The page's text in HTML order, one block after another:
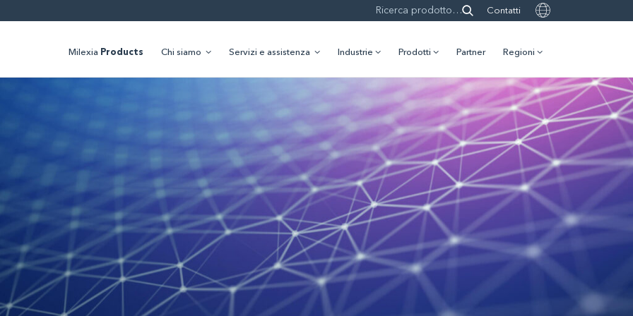
Contatti
Milexia Products Chi siamo Servizi e assistenza Industrie Prodotti Partner Regioni